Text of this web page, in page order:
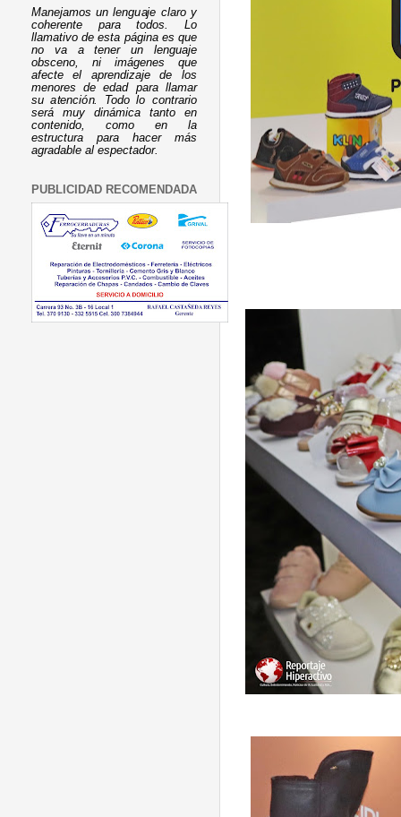
Manejamos un lenguaje claro y
coherente para todos. Lo
llamativo de esta página es que
no va a tener un lenguaje
obsceno, ni imágenes que
afecte el aprendizaje de los
menores de edad para llamar
su atención. Todo lo contrario
será muy dinámica tanto en
contenido, como en la
estructura para hacer más
agradable al espectador.
PUBLICIDAD RECOMENDADA